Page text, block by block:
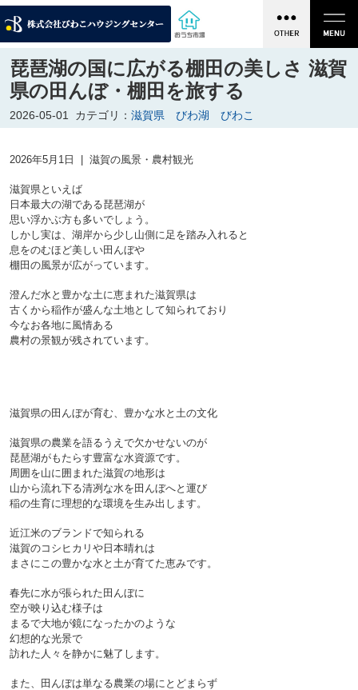
琵琶湖の国に広がる棚田の美しさ 滋賀
県の田んぼ・棚田を旅する
2026-05-01 カテゴリ： 滋賀県 びわ湖 びわこ
2026年5月1日  |  滋賀の風景・農村観光
滋賀県といえば
日本最大の湖である琵琶湖が
思い浮かぶ方も多いでしょう。
しかし実は、湖岸から少し山側に足を踏み入れると
息をのむほど美しい田んぼや
棚田の風景が広がっています。
澄んだ水と豊かな土に恵まれた滋賀県は
古くから稲作が盛んな土地として知られており
今なお各地に風情ある
農村の景観が残されています。
滋賀県の田んぼが育む、豊かな水と土の文化
滋賀県の農業を語るうえで欠かせないのが
琵琶湖がもたらす豊富な水資源です。
周囲を山に囲まれた滋賀の地形は
山から流れ下る清冽な水を田んぼへと運び
稲の生育に理想的な環境を生み出します。
近江米のブランドで知られる
滋賀のコシヒカリや日本晴れは
まさにこの豊かな水と土が育てた恵みです。
春先に水が張られた田んぼに
空が映り込む様子は
まるで大地が鏡になったかのような
幻想的な光景で
訪れた人々を静かに魅了します。
また、田んぼは単なる農業の場にとどまらず